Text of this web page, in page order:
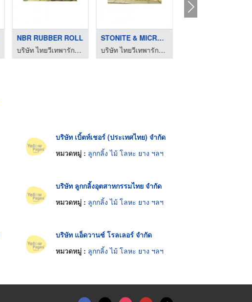
NBR RUBBER ROLL
บริษัท ไทยวีเทพารักษ์ จำกัด
STONITE & MICROROK R ...
บริษัท ไทยวีเทพารักษ์ จำกัด
บริษัท เบิ้ตท์เชอร์ (ประเทศไทย) จำกัด
หมวดหมู่ : ลูกกลิ้ง ไม้ โลหะ ยาง ฯลฯ
บริษัท ลูกกลิ้งอุตสาหกรรมไทย จำกัด
หมวดหมู่ : ลูกกลิ้ง ไม้ โลหะ ยาง ฯลฯ
บริษัท แอ็ดวานซ์ โรลเลอร์ จำกัด
หมวดหมู่ : ลูกกลิ้ง ไม้ โลหะ ยาง ฯลฯ